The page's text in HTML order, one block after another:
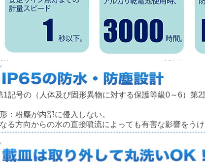
1記号の（人体及び固形異物に対する保護等級0～6）第
：粉塵が内部に侵入しない。
る方向からの水の直接噴流によっても有害な影響をう